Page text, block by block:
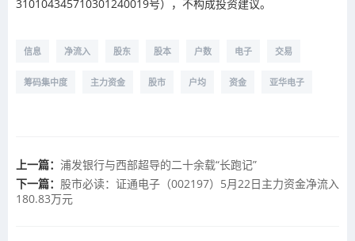
310104345710301240019号），不构成投资建议。
信息 净流入 股东 股本 户数 电子 交易
筹码集中度 主力资金 股市 户均 资金 亚华电子
上一篇： 浦发银行与西部超导的二十余载“长跑记”
下一篇： 股市必读：证通电子（002197）5月22日主力资金净流入
180.83万元